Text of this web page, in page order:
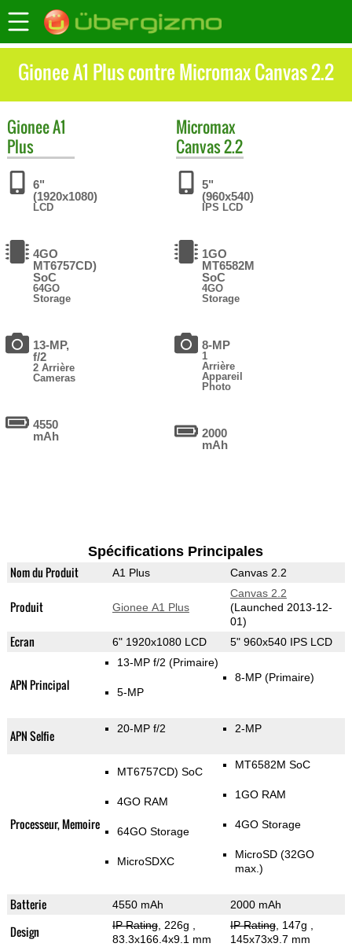
Gionee A1 Plus contre Micromax Canvas 2.2
GioneeA1
Plus
6"
(1920x1080)
LCD
4GO
MT6757CD)
SoC
64GO
Storage
13-MP,
f/2
2 Arrière
Cameras
4550
mAh
Micromax
Canvas 2.2
5"
(960x540)
IPS LCD
1GO
MT6582M
SoC
4GO
Storage
8-MP
1
Arrière
Appareil
Photo
2000
mAh
Spécifications Principales
Nom du Produit A1 Plus Canvas 2.2
Produit Gionee A1 Plus
Canvas 2.2
(Launched 2013-12-
01)
Ecran 6" 1920x1080 LCD 5" 960x540 IPS LCD
APN Principal
13-MP f/2 (Primaire)
5-MP
8-MP (Primaire)
APN Selfie 20-MP f/2 2-MP
Processeur, Memoire
MT6757CD) SoC
4GO RAM
64GO Storage
MicroSDXC
MT6582M SoC
1GO RAM
4GO Storage
MicroSD (32GO
max.)
Batterie 4550 mAh 2000 mAh
Design IP Rating, 226g
83.3x166.4x9.1 mm
IP Rating, 147g
145x73x9.7 mm